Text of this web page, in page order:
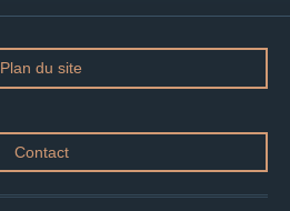
Plan du site
Contact